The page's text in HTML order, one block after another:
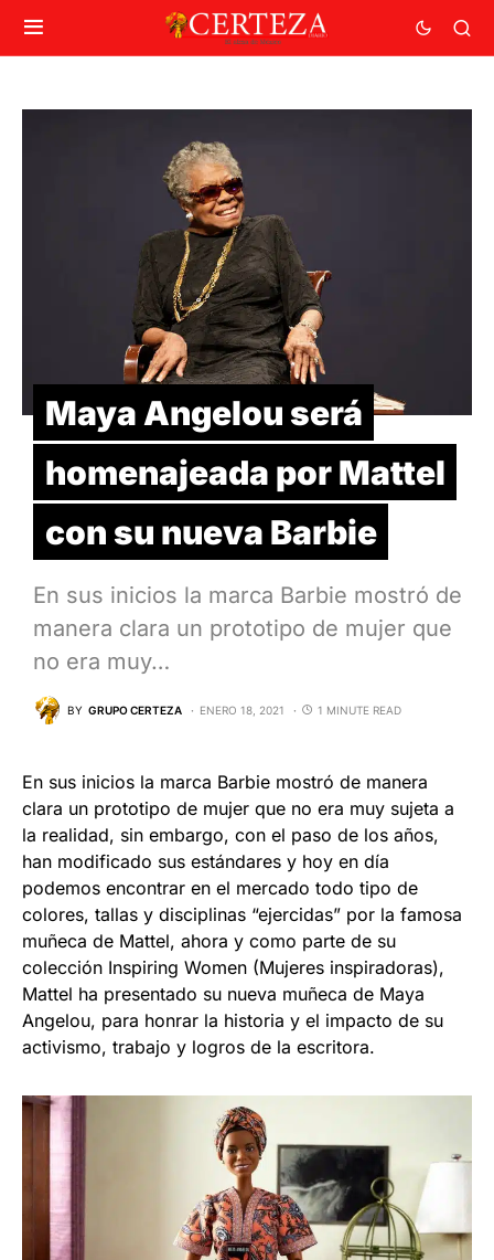
Maya Angelou será
homenajeada por Mattel
con su nueva Barbie
En sus inicios la marca Barbie mostró de
manera clara un prototipo de mujer que
no era muy…
BY GRUPO CERTEZA ENERO 18, 2021 1 MINUTE READ
En sus inicios la marca Barbie mostró de manera
clara un prototipo de mujer que no era muy sujeta a
la realidad, sin embargo, con el paso de los años,
han modificado sus estándares y hoy en día
podemos encontrar en el mercado todo tipo de
colores, tallas y disciplinas “ejercidas” por la famosa
muñeca de Mattel, ahora y como parte de su
colección Inspiring Women (Mujeres inspiradoras),
Mattel ha presentado su nueva muñeca de Maya
Angelou, para honrar la historia y el impacto de su
activismo, trabajo y logros de la escritora.